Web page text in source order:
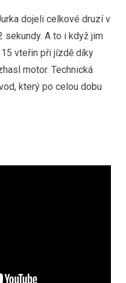
dojeli celkové druzí v
sekundy. A to i když jim
vteřin při jízdě díky
motor. Technická
který po celou dobu